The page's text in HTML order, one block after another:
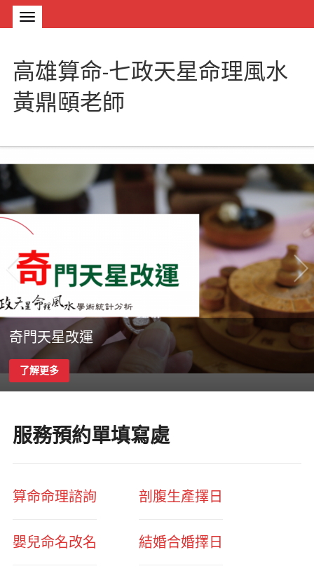
高雄算命-七政天星命理風水
黃鼎頤老師
奇門天星改運
了解更多
服務預約單填寫處
算命命理諮詢
嬰兒命名改名
剖腹生產擇日
結婚合婚擇日